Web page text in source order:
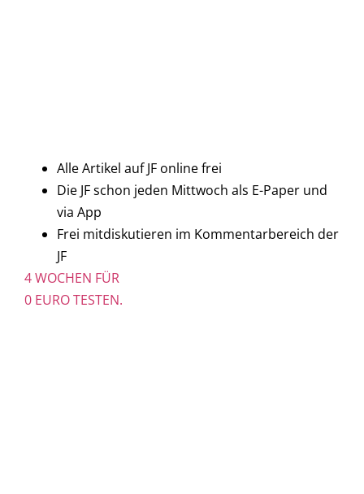
Alle Artikel auf JF online frei
Die JF schon jeden Mittwoch als E-Paper und
via App
Frei mitdiskutieren im Kommentarbereich der
JF
4 WOCHEN FÜR
0 EURO TESTEN.